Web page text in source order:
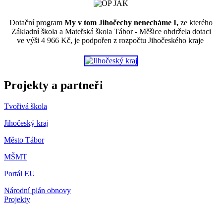
Dotační program My v tom Jihočechy nenecháme I, ze kterého
Základní škola a Mateřská škola Tábor - Měšice obdržela dotaci
ve výši 4 966 Kč, je podpořen z rozpočtu Jihočeského kraje
Projekty a partneři
Tvořivá škola
Jihočeský kraj
Město Tábor
MŠMT
Portál EU
Národní plán obnovy
Projekty